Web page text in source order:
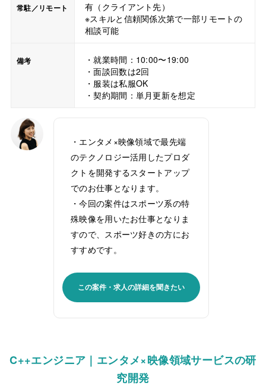
常駐／リモート
有（クライアント先）
※スキルと信頼関係次第で一部リモートの
相談可能
備考
・就業時間：10:00〜19:00
・面談回数は2回
・服装は私服OK
・契約期間：単月更新を想定
・エンタメ×映像領域で最先端
のテクノロジー活用したプロダ
クトを開発するスタートアップ
でのお仕事となります。
・今回の案件はスポーツ系の特
殊映像を用いたお仕事となりま
すので、スポーツ好きの方にお
すすめです。
この案件・求人の詳細を聞きたい
C++エンジニア｜エンタメ×映像領域サービスの研
究開発